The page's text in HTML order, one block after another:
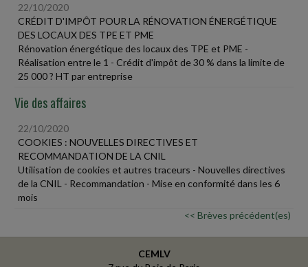
22/10/2020
CRÉDIT D'IMPÔT POUR LA RÉNOVATION ÉNERGÉTIQUE
DES LOCAUX DES TPE ET PME
Rénovation énergétique des locaux des TPE et PME -
Réalisation entre le 1 - Crédit d'impôt de 30 % dans la limite de
25 000 ? HT par entreprise
Vie des affaires
22/10/2020
COOKIES : NOUVELLES DIRECTIVES ET
RECOMMANDATION DE LA CNIL
Utilisation de cookies et autres traceurs - Nouvelles directives
de la CNIL - Recommandation - Mise en conformité dans les 6
mois
<< Brèves précédent(es)
CEMLV